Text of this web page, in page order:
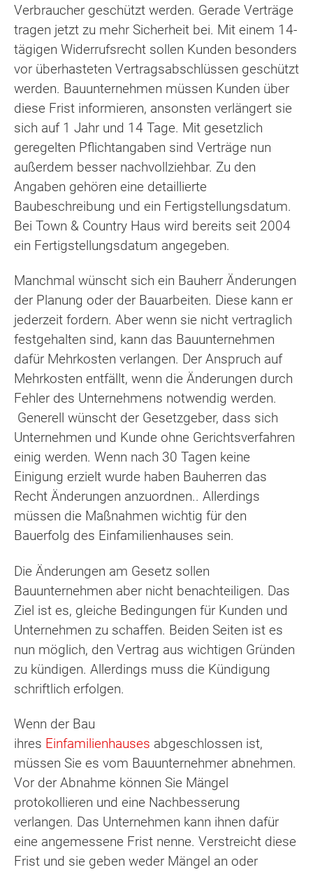
Verbraucher geschützt werden. Gerade Verträge
tragen jetzt zu mehr Sicherheit bei. Mit einem 14-
tägigen Widerrufsrecht sollen Kunden besonders
vor überhasteten Vertragsabschlüssen geschützt
werden. Bauunternehmen müssen Kunden über
diese Frist informieren, ansonsten verlängert sie
sich auf 1 Jahr und 14 Tage. Mit gesetzlich
geregelten Pflichtangaben sind Verträge nun
außerdem besser nachvollziehbar. Zu den
Angaben gehören eine detaillierte
Baubeschreibung und ein Fertigstellungsdatum.
Bei Town & Country Haus wird bereits seit 2004
ein Fertigstellungsdatum angegeben.
Manchmal wünscht sich ein Bauherr Änderungen
der Planung oder der Bauarbeiten. Diese kann er
jederzeit fordern. Aber wenn sie nicht vertraglich
festgehalten sind, kann das Bauunternehmen
dafür Mehrkosten verlangen. Der Anspruch auf
Mehrkosten entfällt, wenn die Änderungen durch
Fehler des Unternehmens notwendig werden.
Generell wünscht der Gesetzgeber, dass sich
Unternehmen und Kunde ohne Gerichtsverfahren
einig werden. Wenn nach 30 Tagen keine
Einigung erzielt wurde haben Bauherren das
Recht Änderungen anzuordnen.. Allerdings
müssen die Maßnahmen wichtig für den
Bauerfolg des Einfamilienhauses sein.
Die Änderungen am Gesetz sollen
Bauunternehmen aber nicht benachteiligen. Das
Ziel ist es, gleiche Bedingungen für Kunden und
Unternehmen zu schaffen. Beiden Seiten ist es
nun möglich, den Vertrag aus wichtigen Gründen
zu kündigen. Allerdings muss die Kündigung
schriftlich erfolgen.
Wenn der Bau
ihres Einfamilienhauses abgeschlossen ist,
müssen Sie es vom Bauunternehmer abnehmen.
Vor der Abnahme können Sie Mängel
protokollieren und eine Nachbesserung
verlangen. Das Unternehmen kann ihnen dafür
eine angemessene Frist nenne. Verstreicht diese
Frist und sie geben weder Mängel an oder